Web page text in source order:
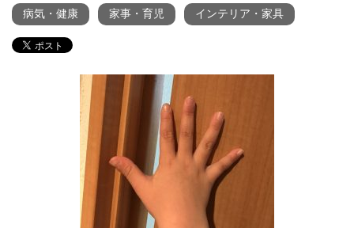
病気・健康 家事・育児 インテリア・家具